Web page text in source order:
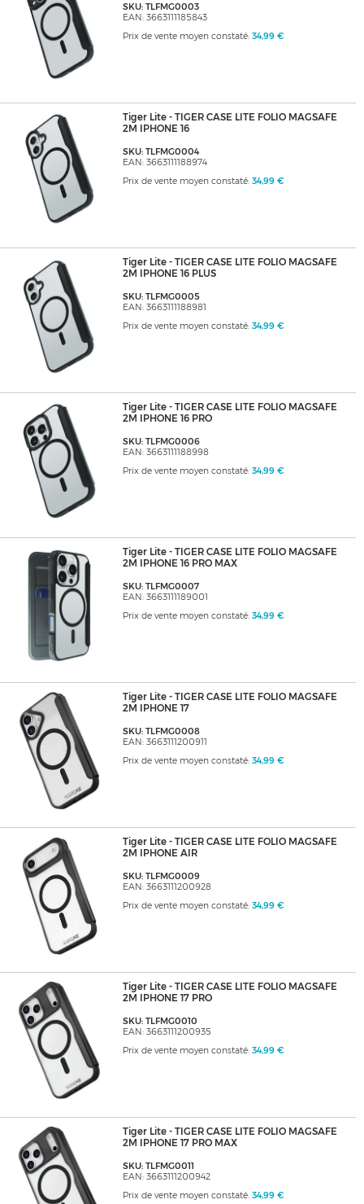
SKU: TLFMG0003
EAN: 3663111185843
Prix de vente moyen constaté: 34,99 €
Tiger Lite - TIGER CASE LITE FOLIO MAGSAFE
2M IPHONE 16
SKU: TLFMG0004
EAN: 3663111188974
Prix de vente moyen constaté: 34,99 €
Tiger Lite - TIGER CASE LITE FOLIO MAGSAFE
2M IPHONE 16 PLUS
SKU: TLFMG0005
EAN: 3663111188981
Prix de vente moyen constaté: 34,99 €
Tiger Lite - TIGER CASE LITE FOLIO MAGSAFE
2M IPHONE 16 PRO
SKU: TLFMG0006
EAN: 3663111188998
Prix de vente moyen constaté: 34,99 €
Tiger Lite - TIGER CASE LITE FOLIO MAGSAFE
2M IPHONE 16 PRO MAX
SKU: TLFMG0007
EAN: 3663111189001
Prix de vente moyen constaté: 34,99 €
Tiger Lite - TIGER CASE LITE FOLIO MAGSAFE
2M IPHONE 17
SKU: TLFMG0008
EAN: 3663111200911
Prix de vente moyen constaté: 34,99 €
Tiger Lite - TIGER CASE LITE FOLIO MAGSAFE
2M IPHONE AIR
SKU: TLFMG0009
EAN: 3663111200928
Prix de vente moyen constaté: 34,99 €
Tiger Lite - TIGER CASE LITE FOLIO MAGSAFE
2M IPHONE 17 PRO
SKU: TLFMG0010
EAN: 3663111200935
Prix de vente moyen constaté: 34,99 €
Tiger Lite - TIGER CASE LITE FOLIO MAGSAFE
2M IPHONE 17 PRO MAX
SKU: TLFMG0011
EAN: 3663111200942
Prix de vente moyen constaté: 34,99 €